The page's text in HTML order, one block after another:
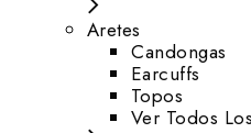
Aretes
⁠Candongas
Earcuffs
Topos
Ver Todos